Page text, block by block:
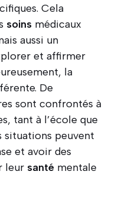
Cela
soins médicaux
aussi un
et affirmer
la
De
sont confrontés à
tant à l’école que
situations peuvent
et avoir des
leur santé mentale